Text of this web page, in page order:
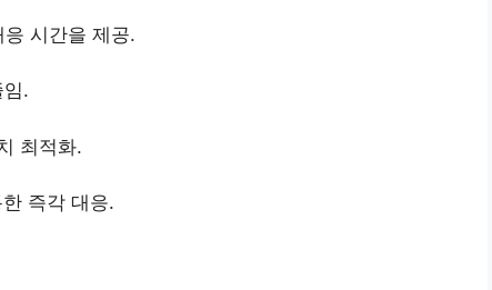
시간을 제공.
임.
최적화.
즉각 대응.